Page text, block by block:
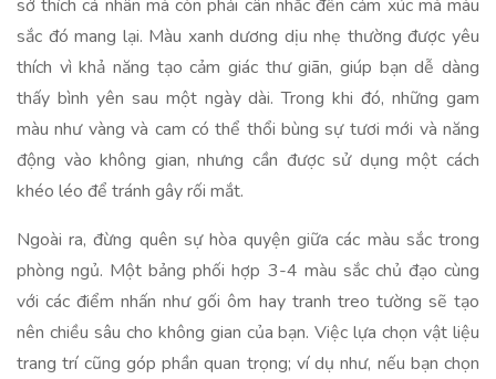
sở thích cá nhân mà còn phải cân nhắc đến cảm xúc mà màu
sắc đó mang lại. Màu xanh dương dịu nhẹ thường được yêu
thích vì khả năng tạo cảm giác thư giãn, giúp bạn dễ dàng
thấy bình yên sau một ngày dài. Trong khi đó, những gam
màu như vàng và cam có thể thổi bùng sự tươi mới và năng
động vào không gian, nhưng cần được sử dụng một cách
khéo léo để tránh gây rối mắt.
Ngoài ra, đừng quên sự hòa quyện giữa các màu sắc trong
phòng ngủ. Một bảng phối hợp 3-4 màu sắc chủ đạo cùng
với các điểm nhấn như gối ôm hay tranh treo tường sẽ tạo
nên chiều sâu cho không gian của bạn. Việc lựa chọn vật liệu
trang trí cũng góp phần quan trọng; ví dụ như, nếu bạn chọn